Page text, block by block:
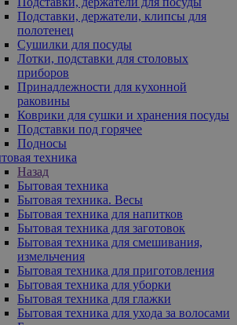
Подставки, держатели, клипсы для
полотенец
Сушилки для посуды
Лотки, подставки для столовых
приборов
Принадлежности для кухонной
раковины
Коврики для сушки и хранения посуды
Подставки под горячее
Подносы
техника
Назад
Бытовая техника
Бытовая техника. Весы
Бытовая техника для напитков
Бытовая техника для заготовок
Бытовая техника для смешивания,
измельчения
Бытовая техника для приготовления
Бытовая техника для уборки
Бытовая техника для глажки
Бытовая техника для ухода за волосами